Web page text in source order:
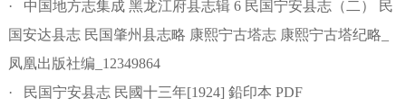
· 中国地方志集成 黑龙江府县志辑 6 民国宁安县志（二） 民
国安达县志 民国肇州县志略 康熙宁古塔志 康熙宁古塔纪略_
凤凰出版社编_12349864
· 民国宁安县志 民國十三年[1924] 鉛印本 PDF